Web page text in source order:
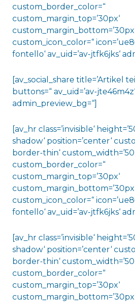
custom_border_color=“
custom_margin_top=’30px‘
custom_margin_bottom=’30px‘
custom_icon_color=“
fontello‘ av_uid=’av-jtfk6jks‘
[av_social_share title=’Artikel
buttons=“ av_uid=’av-jte46m4z‘
admin_preview_bg=“]
[av_hr class=’invisible‘
shadow‘ position=’center‘
border-thin‘
custom_border_color=“
custom_margin_top=’30px‘
custom_margin_bottom=’30px‘
custom_icon_color=“
fontello‘ av_uid=’av-jtfk6jks‘
[av_hr class=’invisible‘
shadow‘ position=’center‘
border-thin‘
custom_border_color=“
custom_margin_top=’30px‘
custom_margin_bottom=’30px‘